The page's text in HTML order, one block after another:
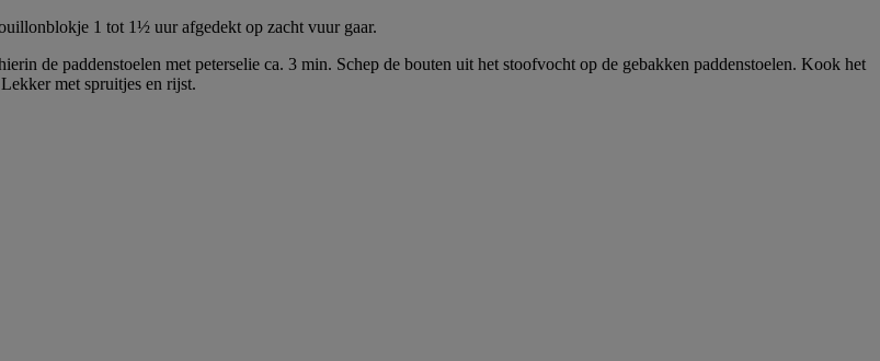
1 tot 1½ uur afgedekt op zacht vuur gaar.
de paddenstoelen met peterselie ca. 3 min. Schep de bouten uit het stoofvocht op de gebakken paddenstoelen. Kook het
met spruitjes en rijst.